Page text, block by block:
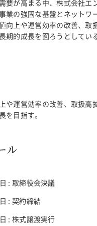
要が高まる中、株式会社エ
業の強固な基盤とネットワ
向上や運営効率の改善、取
期的成長を図ろうとしている
や運営効率の改善、取扱高
を目指す。
ル
: 取締役会決議
: 契約締結
: 株式譲渡実行